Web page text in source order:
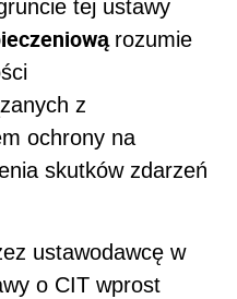
tej ustawy
rozumie
z
ochrony na
skutków zdarzeń
ustawodawcę w
o CIT wprost